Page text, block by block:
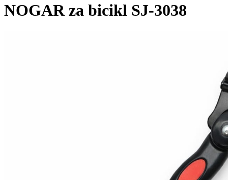
NOGAR za bicikl SJ-3038